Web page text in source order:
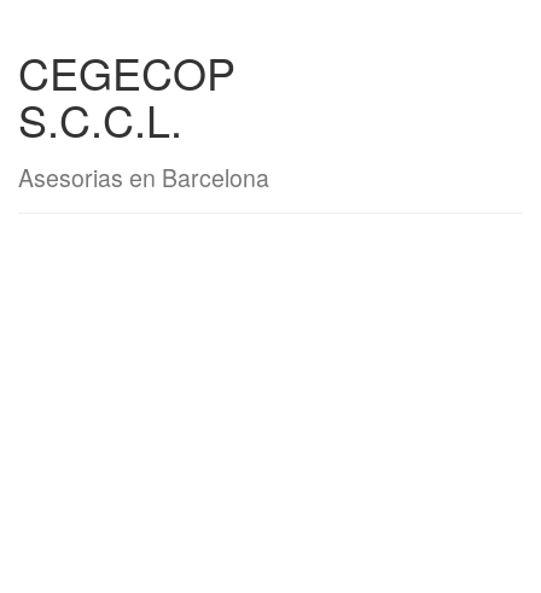
CEGECOP
S.C.C.L.
Asesorias en Barcelona